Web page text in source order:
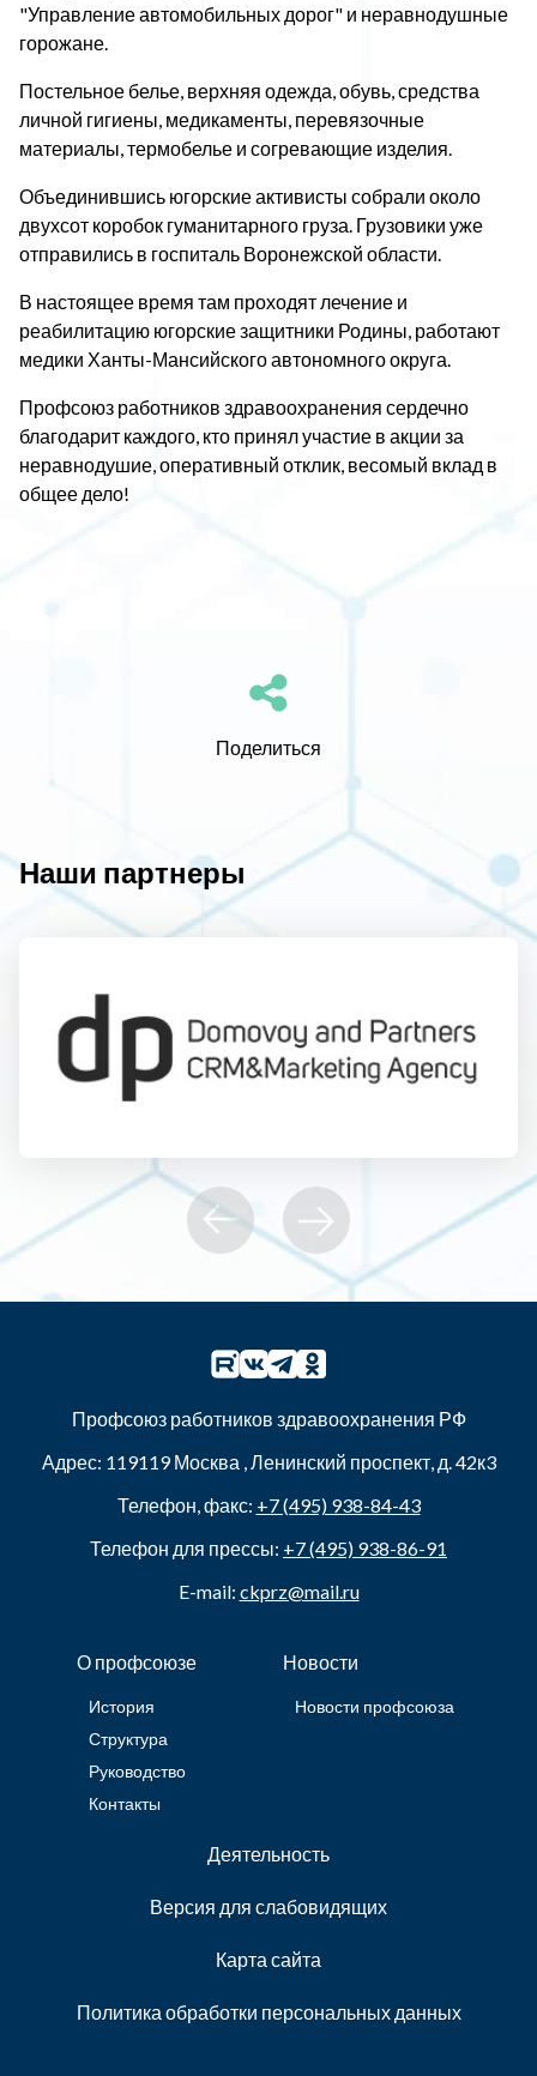
"Управление автомобильных дорог" и неравнодушные
горожане.
Постельное белье, верхняя одежда, обувь, средства
личной гигиены, медикаменты, перевязочные
материалы, термобелье и согревающие изделия.
Объединившись югорские активисты собрали около
двухсот коробок гуманитарного груза. Грузовики уже
отправились в госпиталь Воронежской области.
В настоящее время там проходят лечение и
реабилитацию югорские защитники Родины, работают
медики Ханты-Мансийского автономного округа.
Профсоюз работников здравоохранения сердечно
благодарит каждого, кто принял участие в акции за
неравнодушие, оперативный отклик, весомый вклад в
общее дело!
Поделиться
Наши партнеры
Профсоюз работников здравоохранения РФ
Адрес: 119119Москва Ленинский проспект, д. 42к3
Телефон, факс: +7 (495) 938-84-43
Телефон для прессы: +7 (495) 938-86-91
E-mail: ckprz@mail.ru
О профсоюзе
История
Структура
Руководство
Контакты
Новости
Новости профсоюза
Деятельность
Версия для слабовидящих
Карта сайта
Политика обработки персональных данных